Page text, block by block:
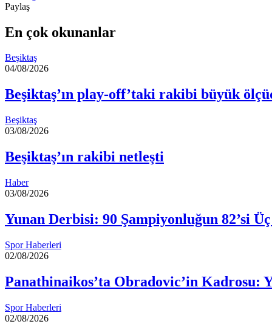
Paylaş
Posta
ile
En çok okunanlar
Beşiktaş
04/08/2026
Beşiktaş’ın play-off’taki rakibi büyük
Beşiktaş
03/08/2026
Beşiktaş’ın rakibi netleşti
Haber
03/08/2026
Yunan Derbisi: 90 Şampiyonluğun 82’si
Spor Haberleri
02/08/2026
Panathinaikos’ta Obradovic’in Kadrosu:
Spor Haberleri
02/08/2026